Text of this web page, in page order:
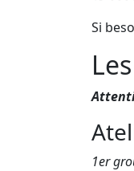
Si
1er